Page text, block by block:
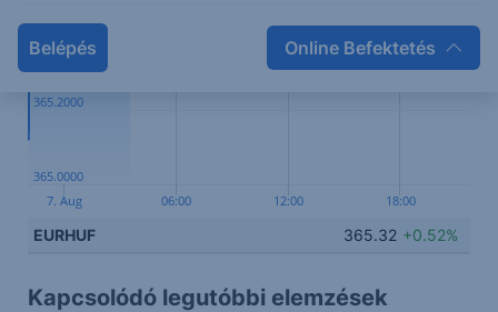
Belépés Online Befektetés
7. Aug 06:00 12:00 18:00
365.0000
365.2000
365.4000
EURHUF 365.32 +0.52%
Kapcsolódó legutóbbi elemzések